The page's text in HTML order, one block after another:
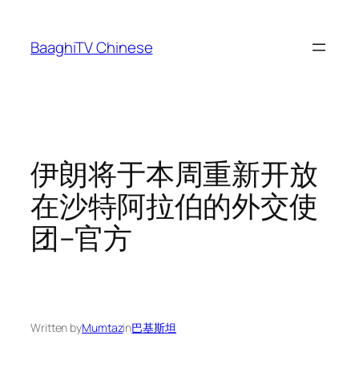
content
BaaghiTV Chinese
伊朗将于本周重新开放
在沙特阿拉伯的外交使
团–官方
Written byMumtazin巴基斯坦